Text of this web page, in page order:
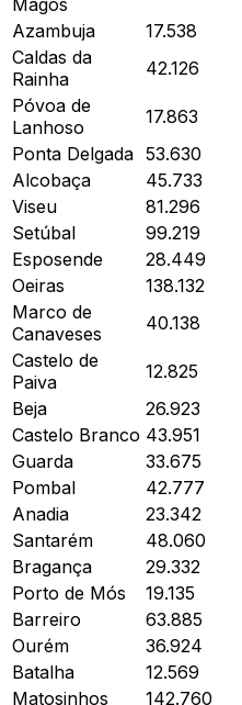
Azambuja
17.538
Caldas da
Rainha
42.126
Póvoa de
Lanhoso
17.863
Ponta Delgada 53.630
Alcobaça
45.733
Viseu
81.296
Setúbal
99.219
Esposende
28.449
Oeiras
138.132
Marco de
Canaveses
40.138
Castelo de
Paiva
12.825
Beja
26.923
Castelo Branco 43.951
Guarda
33.675
Pombal
42.777
Anadia
23.342
Santarém
48.060
Bragança
29.332
Porto de Mós
19.135
Barreiro
63.885
Ourém
36.924
Batalha
12.569
Matosinhos
142.760